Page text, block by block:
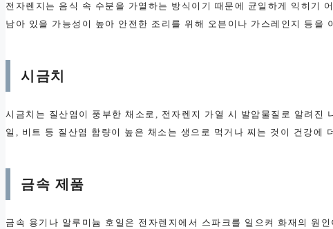
전자렌지는 음식 속 수분을 가열하는 방식이기 때문에 균일하게 익히기
남아 있을 가능성이 높아 안전한 조리를 위해 오븐이나 가스레인지 등을
시금치
시금치는 질산염이 풍부한 채소로, 전자렌지 가열 시 발암물질로 알려진
일, 비트 등 질산염 함량이 높은 채소는 생으로 먹거나 찌는 것이 건강에
금속 제품
금속 용기나 알루미늄 호일은 전자렌지에서 스파크를 일으켜 화재의 원